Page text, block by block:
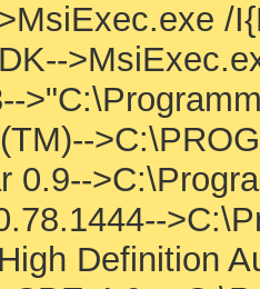
/
0.9--
Definition